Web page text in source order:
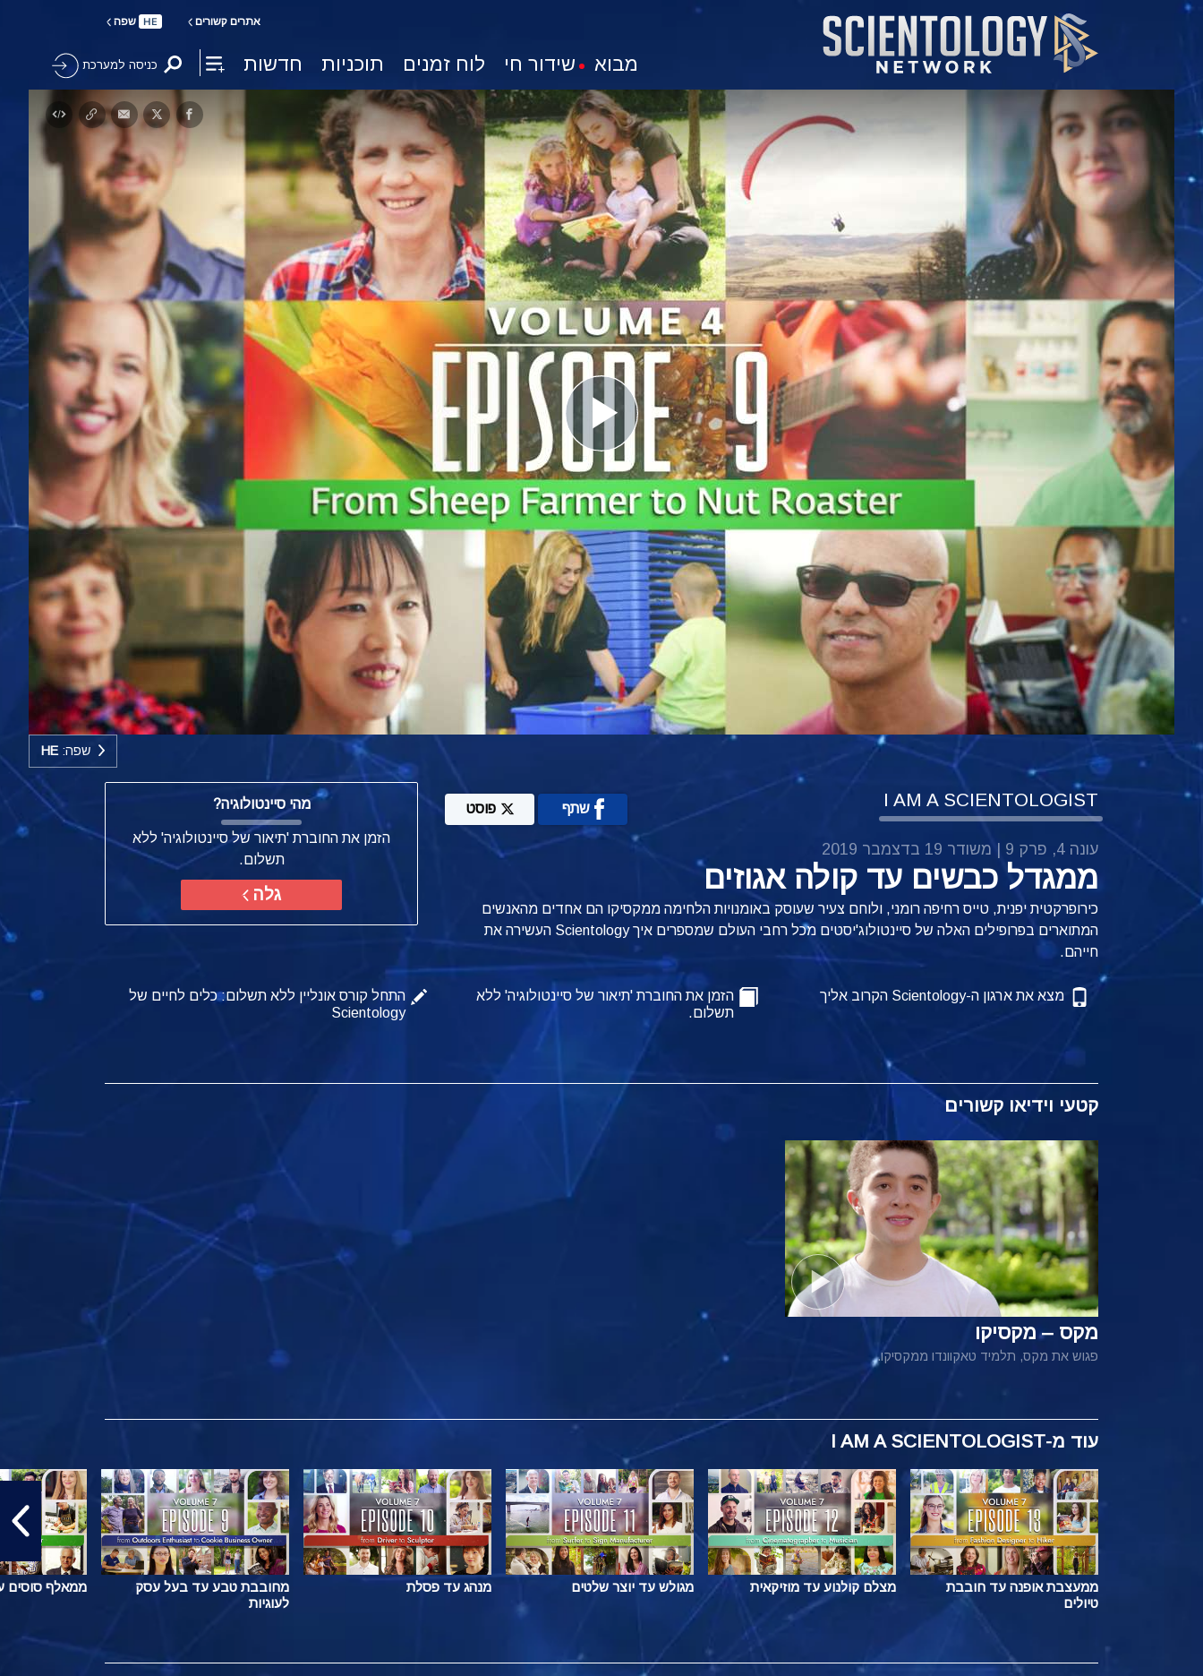
אתרים קשורים HE שפה
מבוא שידור חי לוח זמנים תוכניות חדשות כניסה למערכת
Play
Video
שפה:HE
I AM A SCIENTOLOGIST שתף פוסט
עונה 4, פרק 9 | משודר 19 בדצמבר 2019
ממגדל כבשים עד קולה אגוזים
כירופרקטית יפנית, טייס רחיפה רומני, ולוחם צעיר שעוסק באומנויות הלחימה ממקסיקו הם אחדים מהאנשים
המתוארים בפרופילים האלה של סיינטולוג'יסטים מכל רחבי העולם שמספרים איך Scientology העשירה את
חייהם.
מהי סיינטולוגיה?
הזמן את החוברת 'תיאור של סיינטולוגיה' ללא
תשלום.
גלה
מצא את ארגון ה-Scientology הקרוב אליך
הזמן את החוברת 'תיאור של סיינטולוגיה' ללא
תשלום.
התחל קורס אונליין ללא תשלום: כלים לחיים של
Scientology
קטעי וידיאו קשורים
מקס – מקסיקו
פגוש את מקס, תלמיד טאקוונדו ממקסיקו.
עוד מ-I AM A SCIENTOLOGIST
ממעצבת אופנה עד חובבת
טיולים
מצלם קולנוע עד מוזיקאית מגולש עד יוצר שלטים מנהג עד פסלת
מחובבת טבע עד בעל עסק
לעוגיות
ממאלף סוסים